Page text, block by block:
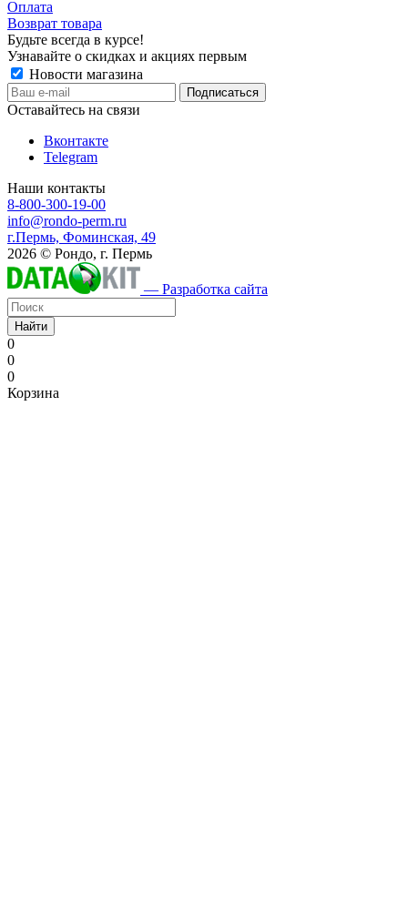
Оплата
Возврат товара
Будьте всегда в курсе!
Узнавайте о скидках и акциях первым
Новости магазина
Оставайтесь на связи
Вконтакте
Telegram
Наши контакты
8-800-300-19-00
info@rondo-perm.ru
г.Пермь, Фоминская, 49
2026 © Рондо, г. Пермь
— Разработка сайта
Найти
0
0
0
Корзина